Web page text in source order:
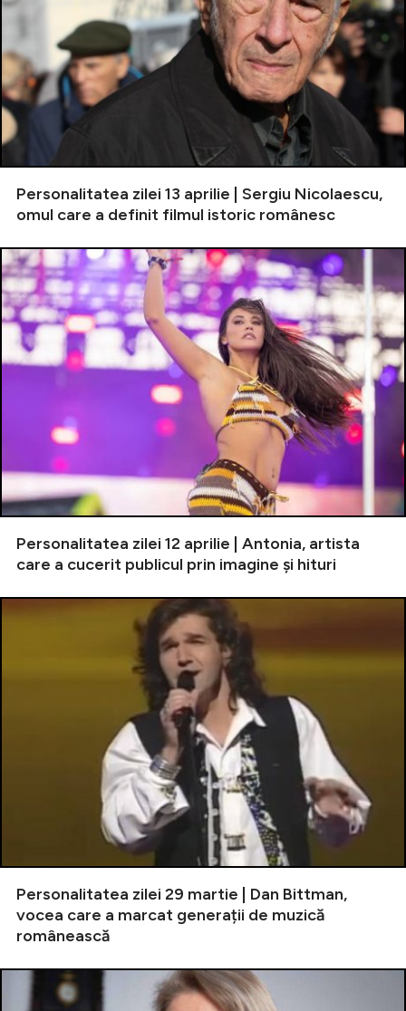
Creează cont
Personalitatea zilei 13 aprilie | Sergiu Nicolaescu,
omul care a definit filmul istoric românesc
Personalitatea zilei 12 aprilie | Antonia, artista
care a cucerit publicul prin imagine și hituri
Personalitatea zilei 29 martie | Dan Bittman,
vocea care a marcat generații de muzică
românească